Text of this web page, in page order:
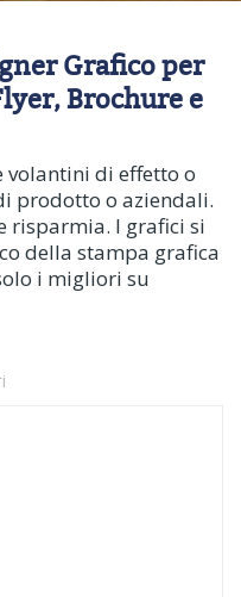
Grafico per
Brochure e
volantini di effetto o
prodotto o aziendali.
risparmia. I grafici si
della stampa grafica
i migliori su